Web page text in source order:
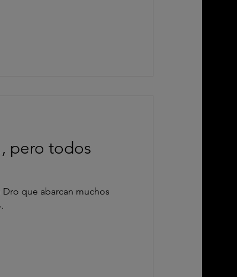
pero todos
que abarcan muchos